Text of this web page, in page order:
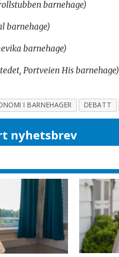
barnehage)
barnehage)
barnehage)
Portveien His barnehage)
I BARNEHAGER DEBATT
nyhetsbrev